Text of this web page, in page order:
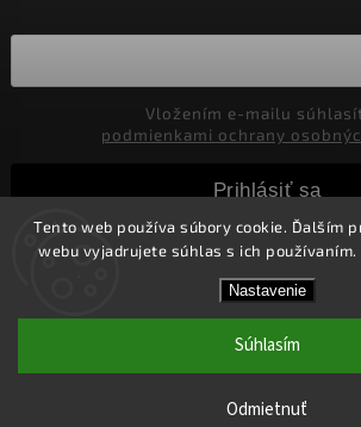
Tento web používa súbory cookie. Ďalším
webu vyjadrujete súhlas s ich
Nastavenie
Odmietnuť
Súhlasím
Doprava ZDARMA nad 45,- Eur pre
podmienkami ochrany
Prihlásiť sa
Marco Moralli. Všetky
Upraviť nastavenie cookies
Shoptet| Design